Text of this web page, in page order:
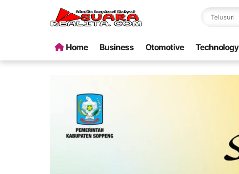
Home Business Otomotive Technology